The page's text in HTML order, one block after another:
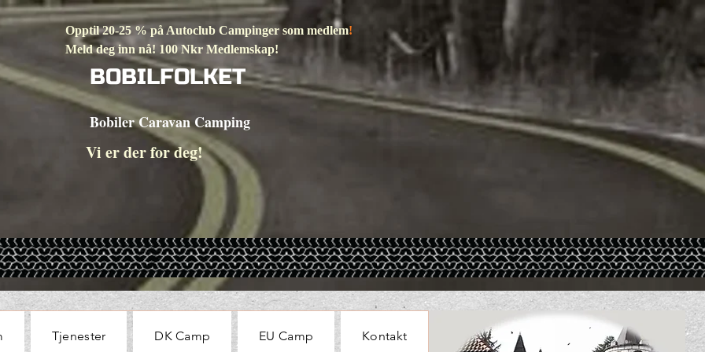
Opptil 20-25 % på Autoclub Campinger som medlem!
Meld deg inn nå! 100 Nkr Medlemskap!
BOBILFOLKET
Bobiler Caravan Camping
Vi er der for deg!
Tjenester DK Camp EU Camp Kontakt